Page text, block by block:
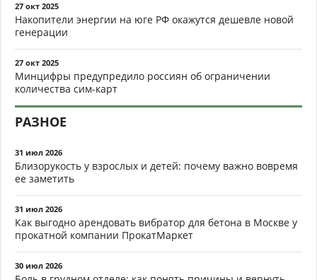
27 окт 2025
Накопители энергии на юге РФ окажутся дешевле новой
генерации
27 окт 2025
Минцифры предупредило россиян об ограничении
количества сим-карт
РАЗНОЕ
31 июл 2026
Близорукость у взрослых и детей: почему важно вовремя
ее заметить
31 июл 2026
Как выгодно арендовать вибратор для бетона в Москве у
прокатной компании ПрокатМаркет
30 июл 2026